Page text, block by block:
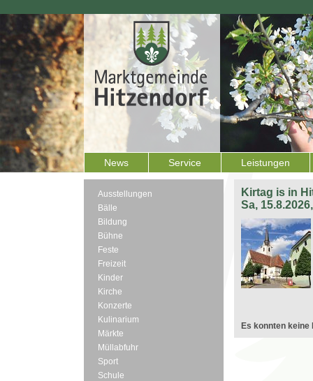
News Service Leistungen
Ausstellungen
Bälle
Bildung
Bühne
Feste
Freizeit
Kinder
Kirche
Konzerte
Kulinarium
Märkte
Müllabfuhr
Sport
Schule
Kirtag is in
Sa,
Es konnten keine